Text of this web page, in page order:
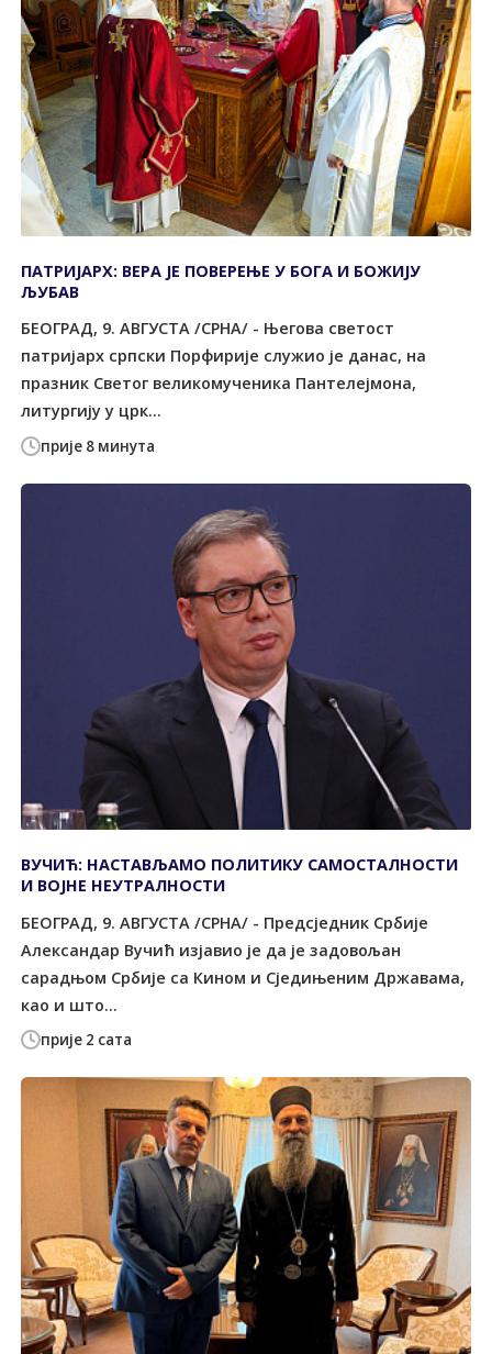
прије 8 минута
ПАТРИЈАРХ: ВЕРА ЈЕ ПОВЕРЕЊЕ У БОГА И БОЖИЈУ
ЉУБАВ
БЕОГРАД, 9. АВГУСТА /СРНА/ - Његова светост
патријарх српски Порфирије служио је данас, на
празник Светог великомученика Пантелејмона,
литургију у црк...
прије 2 сата
ВУЧИЋ: НАСТАВЉАМО ПОЛИТИКУ САМОСТАЛНОСТИ
И ВОЈНЕ НЕУТРАЛНОСТИ
БЕОГРАД, 9. АВГУСТА /СРНА/ - Предсједник Србије
Александар Вучић изјавио је да је задовољан
сарадњом Србије са Кином и Сједињеним Државама,
као и што...